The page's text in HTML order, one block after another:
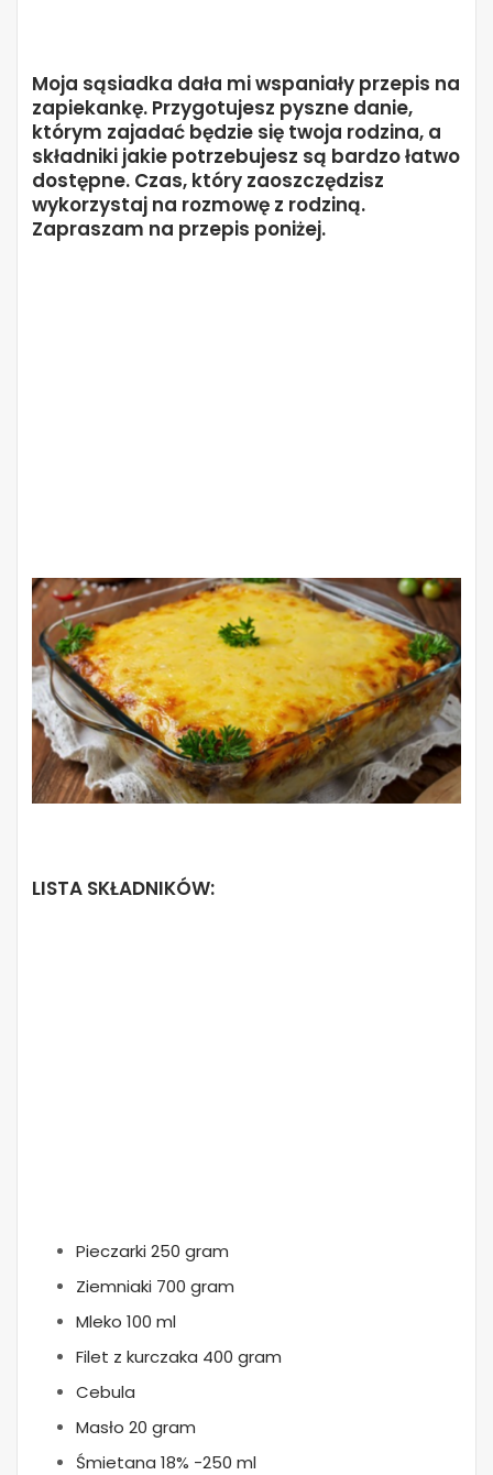
Moja sąsiadka dała mi wspaniały przepis na
zapiekankę. Przygotujesz pyszne danie,
którym zajadać będzie się twoja rodzina, a
składniki jakie potrzebujesz są bardzo łatwo
dostępne. Czas, który zaoszczędzisz
wykorzystaj na rozmowę z rodziną.
Zapraszam na przepis poniżej.
LISTA SKŁADNIKÓW:
Pieczarki 250 gram
Ziemniaki 700 gram
Mleko 100 ml
Filet z kurczaka 400 gram
Cebula
Masło 20 gram
Śmietana 18% -250 ml